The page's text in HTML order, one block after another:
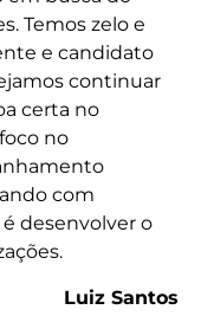
Temos zelo e
e candidato
continuar
certa no
no
com
desenvolver o
Luiz Santos